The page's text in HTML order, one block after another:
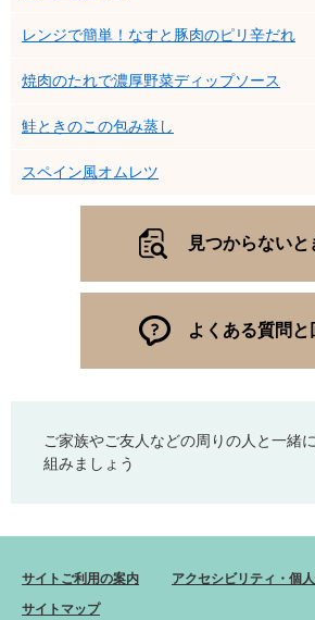
レンジで簡単！なすと豚肉のピリ辛だれ
焼肉のたれで濃厚野菜ディップソース
鮭ときのこの包み蒸し
スペイン風オムレツ
見つからないと
よくある質問と
ご家族やご友人などの周りの人と一緒
組みましょう
サイトご利用の案内
アクセシビリティ・個
サイトマップ